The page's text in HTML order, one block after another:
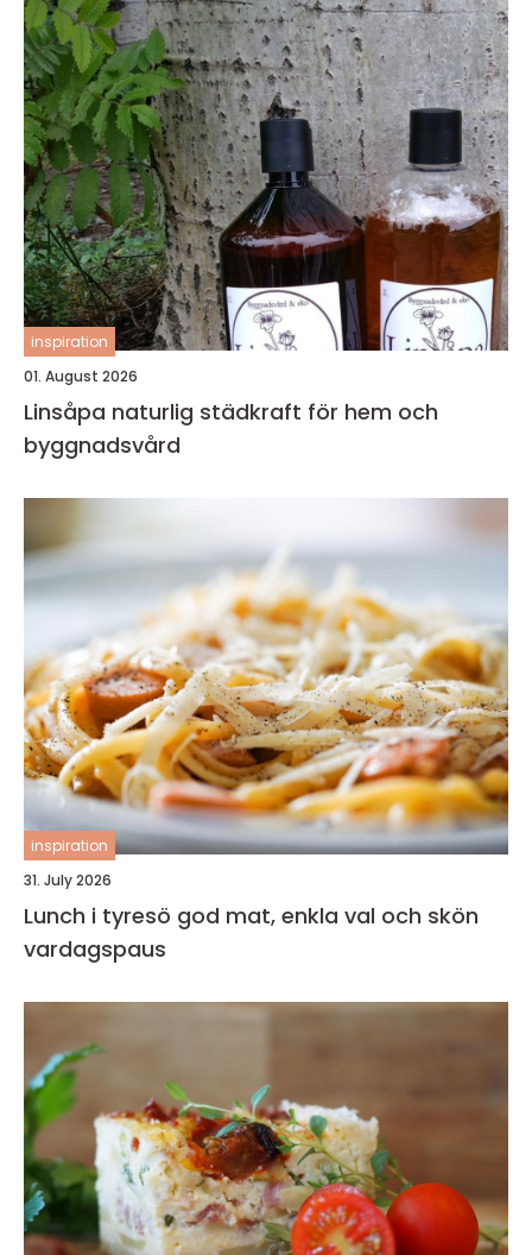
inspiration
01. August 2026
Linsåpa naturlig städkraft för hem och
byggnadsvård
inspiration
31. July 2026
Lunch i tyresö god mat, enkla val och skön
vardagspaus